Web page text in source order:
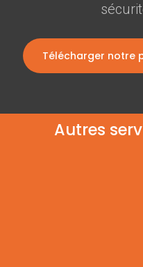
Télécharger notre
Autres